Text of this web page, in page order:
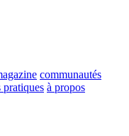
communautés
pratiques à propos